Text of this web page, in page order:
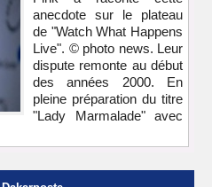
anecdote sur le plateau
de "Watch What Happens
Live". © photo news. Leur
dispute remonte au début
des années 2000. En
pleine préparation du titre
"Lady Marmalade" avec